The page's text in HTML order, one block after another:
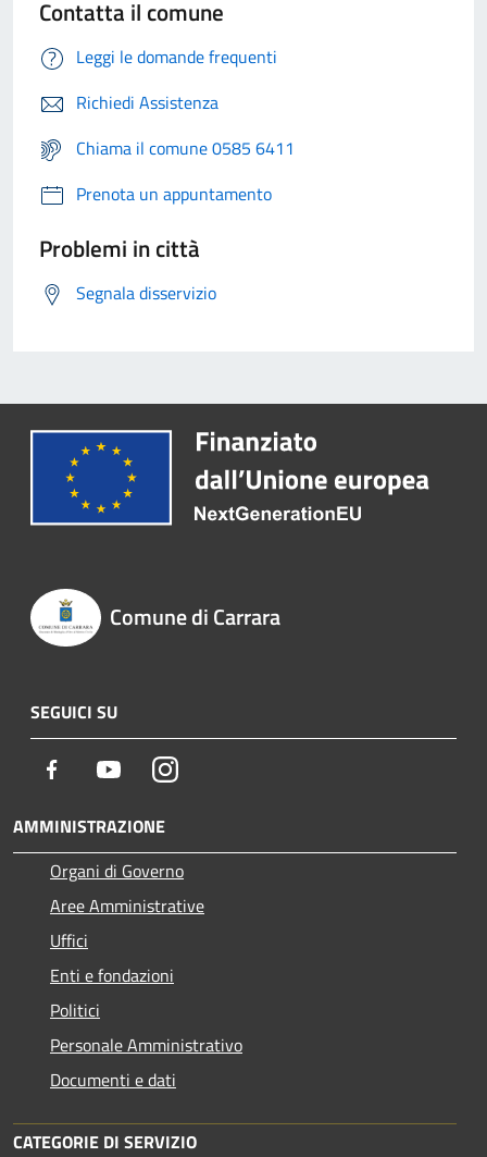
Contatta il comune
Leggi le domande frequenti
Richiedi Assistenza
Chiama il comune 0585 6411
Prenota un appuntamento
Problemi in città
Segnala disservizio
Comune di Carrara
SEGUICI SU
Facebook YoutubeInstagram
AMMINISTRAZIONE
Organi di Governo
Aree Amministrative
Uffici
Enti e fondazioni
Politici
Personale Amministrativo
Documenti e dati
CATEGORIE DI SERVIZIO